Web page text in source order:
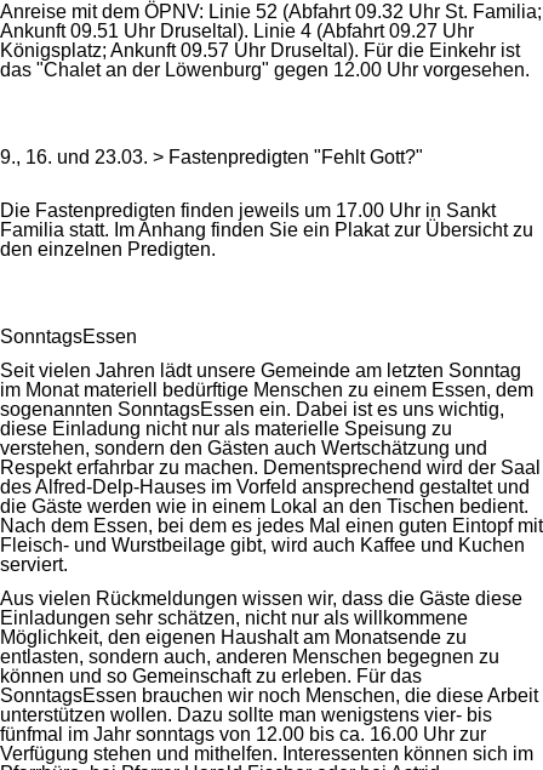
Anreise mit dem ÖPNV: Linie 52 (Abfahrt 09.32 Uhr St. Familia;
Ankunft 09.51 Uhr Druseltal). Linie 4 (Abfahrt 09.27 Uhr
Königsplatz; Ankunft 09.57 Uhr Druseltal). Für die Einkehr ist
das "Chalet an der Löwenburg" gegen 12.00 Uhr vorgesehen.
9., 16. und 23.03. > Fastenpredigten "Fehlt Gott?"
Die Fastenpredigten finden jeweils um 17.00 Uhr in Sankt
Familia statt. Im Anhang finden Sie ein Plakat zur Übersicht zu
den einzelnen Predigten.
SonntagsEssen
Seit vielen Jahren lädt unsere Gemeinde am letzten Sonntag
im Monat materiell bedürftige Menschen zu einem Essen, dem
sogenannten SonntagsEssen ein. Dabei ist es uns wichtig,
diese Einladung nicht nur als materielle Speisung zu
verstehen, sondern den Gästen auch Wertschätzung und
Respekt erfahrbar zu machen. Dementsprechend wird der Saal
des Alfred-Delp-Hauses im Vorfeld ansprechend gestaltet und
die Gäste werden wie in einem Lokal an den Tischen bedient.
Nach dem Essen, bei dem es jedes Mal einen guten Eintopf mit
Fleisch- und Wurstbeilage gibt, wird auch Kaffee und Kuchen
serviert.
Aus vielen Rückmeldungen wissen wir, dass die Gäste diese
Einladungen sehr schätzen, nicht nur als willkommene
Möglichkeit, den eigenen Haushalt am Monatsende zu
entlasten, sondern auch, anderen Menschen begegnen zu
können und so Gemeinschaft zu erleben. Für das
SonntagsEssen brauchen wir noch Menschen, die diese Arbeit
unterstützen wollen. Dazu sollte man wenigstens vier- bis
fünfmal im Jahr sonntags von 12.00 bis ca. 16.00 Uhr zur
Verfügung stehen und mithelfen. Interessenten können sich im